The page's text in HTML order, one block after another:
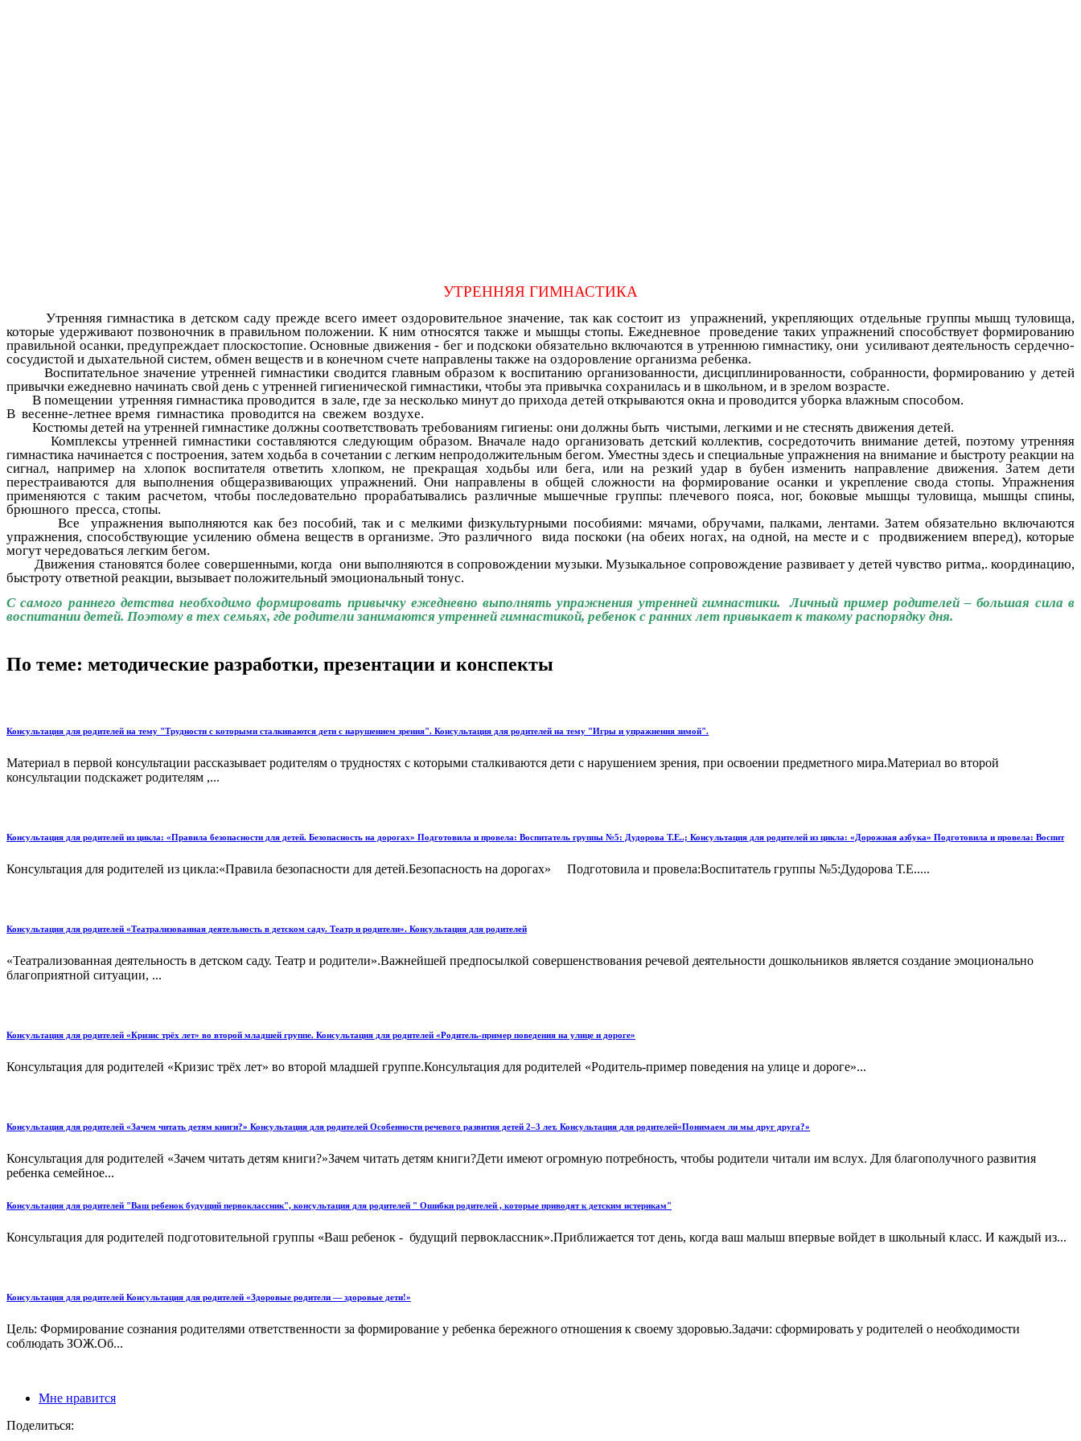
УТРЕННЯЯ ГИМНАСТИКА
Утренняя гимнастика в детском саду прежде всего имеет оздоровительное значение, так как состоит из упражнений, укрепляющих отдельные группы мышц туловища,
которые удерживают позвоночник в правильном положении. К ним относятся также и мышцы стопы. Ежедневное проведение таких упражнений способствует формированию
правильной осанки, предупреждает плоскостопие. Основные движения - бег и подскоки обязательно включаются в утреннюю гимнастику, они усиливают деятельность сердечно-
сосудистой и дыхательной систем, обмен веществ и в конечном счете направлены также на оздоровление организма ребенка.
Воспитательное значение утренней гимнастики сводится главным образом к воспитанию организованности, дисциплинированности, собранности, формированию у детей
привычки ежедневно начинать свой день с утренней гигиенической гимнастики, чтобы эта привычка сохранилась и в школьном, и в зрелом возрасте.
В помещении утренняя гимнастика проводится в зале, где за несколько минут до прихода детей открываются окна и проводится уборка влажным способом.
В весенне-летнее время гимнастика проводится на свежем воздухе.
Костюмы детей на утренней гимнастике должны соответствовать требованиям гигиены: они должны быть чистыми, легкими и не стеснять движения детей.
Комплексы утренней гимнастики составляются следующим образом. Вначале надо организовать детский коллектив, сосредоточить внимание детей, поэтому утренняя
гимнастика начинается с построения, затем ходьба в сочетании с легким непродолжительным бегом. Уместны здесь и специальные упражнения на внимание и быстроту реакции на
сигнал, например на хлопок воспитателя ответить хлопком, не прекращая ходьбы или бега, или на резкий удар в бубен изменить направление движения. Затем дети
перестраиваются для выполнения общеразвивающих упражнений. Они направлены в общей сложности на формирование осанки и укрепление свода стопы. Упражнения
применяются с таким расчетом, чтобы последовательно прорабатывались различные мышечные группы: плечевого пояса, ног, боковые мышцы туловища, мышцы спины,
брюшного пресса, стопы.
Все упражнения выполняются как без пособий, так и с мелкими физкультурными пособиями: мячами, обручами, палками, лентами. Затем обязательно включаются
упражнения, способствующие усилению обмена веществ в организме. Это различного вида поскоки (на обеих ногах, на одной, на месте и с продвижением вперед), которые
могут чередоваться легким бегом.
Движения становятся более совершенными, когда они выполняются в сопровождении музыки. Музыкальное сопровождение развивает у детей чувство ритма,. координацию,
быстроту ответной реакции, вызывает положительный эмоциональный тонус.
С самого раннего детства необходимо формировать привычку ежедневно выполнять упражнения утренней гимнастики. Личный пример родителей – большая сила в
воспитании детей. Поэтому в тех семьях, где родители занимаются утренней гимнастикой, ребенок с ранних лет привыкает к такому распорядку дня.
По теме: методические разработки, презентации и конспекты
Консультация для родителей на тему "Трудности с которыми сталкиваются дети с нарушением зрения". Консультация для родителей на тему "Игры и упражнения зимой".
Материал в первой консультации рассказывает родителям о трудностях с которыми сталкиваются дети с нарушением зрения, при освоении предметного мира.Материал во второй
консультации подскажет родителям ,...
Консультация для родителей из цикла: «Правила безопасности для детей. Безопасность на дорогах» Подготовила и провела: Воспитатель группы №5: Дудорова Т.Е..; Консультация для родителей из цикла: «Дорожная азбука» Подготовила и провела: Воспит
Консультация для родителей из цикла:«Правила безопасности для детей.Безопасность на дорогах» Подготовила и провела:Воспитатель группы №5:Дудорова Т.Е.....
Консультация для родителей «Театрализованная деятельность в детском саду. Театр и родители». Консультация для родителей
«Театрализованная деятельность в детском саду. Театр и родители».Важнейшей предпосылкой совершенствования речевой деятельности дошкольников является создание эмоционально
благоприятной ситуации, ...
Консультация для родителей «Кризис трёх лет» во второй младшей группе. Консультация для родителей «Родитель-пример поведения на улице и дороге»
Консультация для родителей «Кризис трёх лет» во второй младшей группе.Консультация для родителей «Родитель-пример поведения на улице и дороге»...
Консультация для родителей «Зачем читать детям книги?» Консультация для родителей Особенности речевого развития детей 2–3 лет. Консультация для родителей«Понимаем ли мы друг друга?»
Консультация для родителей «Зачем читать детям книги?»Зачем читать детям книги?Дети имеют огромную потребность, чтобы родители читали им вслух. Для благополучного развития
ребенка семейное...
Консультация для родителей "Ваш ребенок будущий первоклассник", консультация для родителей " Ошибки родителей , которые приводят к детским истерикам"
Консультация для родителей подготовительной группы «Ваш ребенок - будущий первоклассник».Приближается тот день, когда ваш малыш впервые войдет в школьный класс. И каждый из...
Консультация для родителей Консультация для родителей «Здоровые родители — здоровые дети!»
Цель: Формирование сознания родителями ответственности за формирование у ребенка бережного отношения к своему здоровью.Задачи: сформировать у родителей о необходимости
соблюдать ЗОЖ.Об...
Мне нравится
Поделиться: